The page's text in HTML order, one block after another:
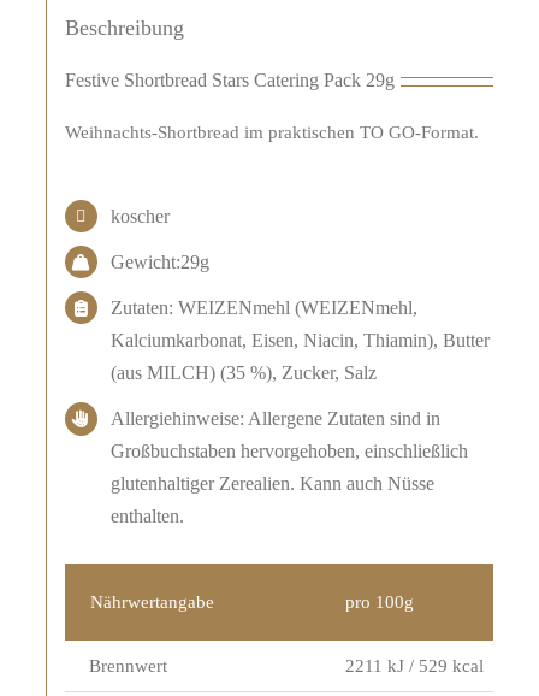
Beschreibung
Festive Shortbread Stars Catering Pack 29g
Weihnachts-Shortbread im praktischen TO GO-Format.
koscher
Gewicht:29g
Zutaten: WEIZENmehl (WEIZENmehl,
Kalciumkarbonat, Eisen, Niacin, Thiamin), Butter
(aus MILCH) (35 %), Zucker, Salz
Allergiehinweise: Allergene Zutaten sind in
Großbuchstaben hervorgehoben, einschließlich
glutenhaltiger Zerealien. Kann auch Nüsse
enthalten.
Nährwertangabe pro 100g
Brennwert 2211 kJ / 529 kcal